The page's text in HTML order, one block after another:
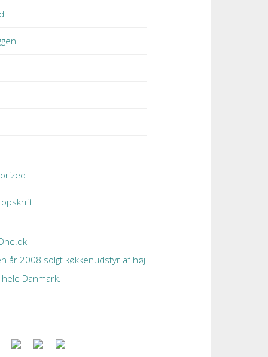
år 2008 solgt køkkenudstyr af høj
Danmark.